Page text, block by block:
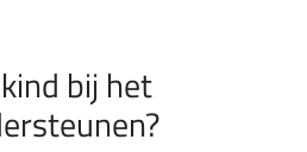
bij het